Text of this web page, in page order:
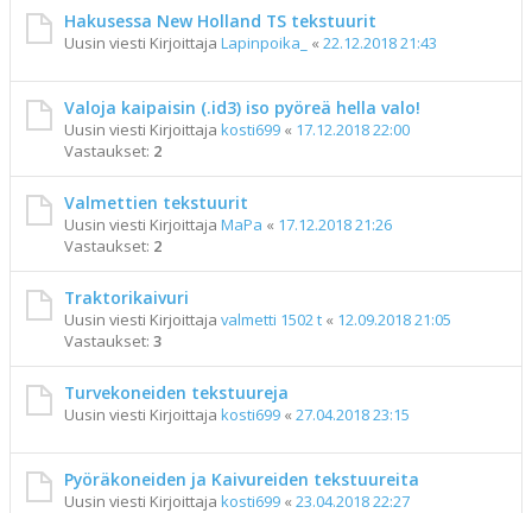
Hakusessa New Holland TS tekstuurit
Uusin viesti Kirjoittaja Lapinpoika_ « 22.12.2018 21:43
Valoja kaipaisin (.id3) iso pyöreä hella valo!
Uusin viesti Kirjoittaja kosti699 « 17.12.2018 22:00
Vastaukset: 2
Valmettien tekstuurit
Uusin viesti Kirjoittaja MaPa « 17.12.2018 21:26
Vastaukset: 2
Traktorikaivuri
Uusin viesti Kirjoittaja valmetti 1502 t « 12.09.2018 21:05
Vastaukset: 3
Turvekoneiden tekstuureja
Uusin viesti Kirjoittaja kosti699 « 27.04.2018 23:15
Pyöräkoneiden ja Kaivureiden tekstuureita
Uusin viesti Kirjoittaja kosti699 « 23.04.2018 22:27